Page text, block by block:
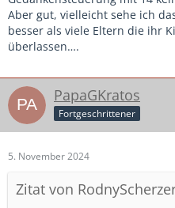
Aber gut, vielleicht sehe ich
besser als viele Eltern die ihr
überlassen….
PapaGKratos
Fortgeschrittener
5. November 2024
Zitat von